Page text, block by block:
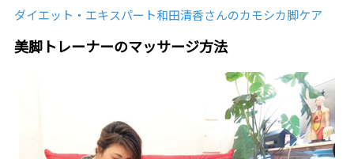
ダイエット・エキスパート和田清香さんのカモシカ脚ケア
美脚トレーナーのマッサージ方法